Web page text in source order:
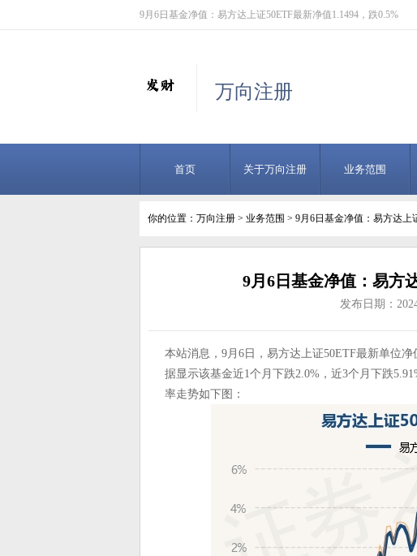
9月6日基金净值：易方达上证50ETF最新净值1.1494，跌0.5%
万向注册
首页 关于万向注册 业务范围
你的位置： 万向注册 > 业务范围 > 9月6日基金净值：易方达上
9月6日基金净值：易方
发布日期：
本站消息，9月6日，易方达上证50ETF最新单位
据显示该基金近1个月下跌2.0%，近3个月下跌
率走势如下图：